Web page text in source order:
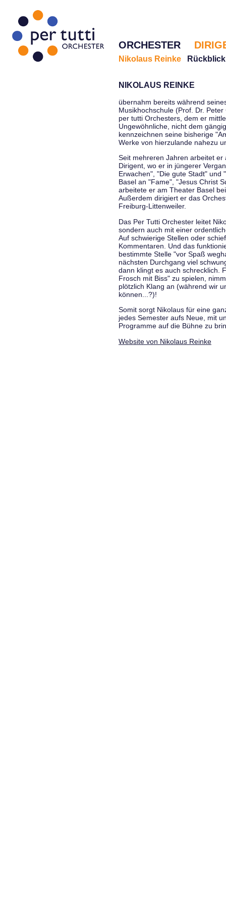
ORCHESTER
Nikolaus Reinke Rückblick
NIKOLAUS REINKE
übernahm bereits während
Musikhochschule (Prof. Dr.
per tutti Orchesters, dem er
Ungewöhnliche, nicht dem
kennzeichnen seine bisherige
Werke von hierzulande nahezu
Seit mehreren Jahren arbeitet
Dirigent, wo er in jüngerer
Erwachen", "Die gute Stadt" und
Basel an "Fame", "Jesus Christ
arbeitete er am Theater Basel
Außerdem dirigiert er das
Freiburg-Littenweiler.
Das Per Tutti Orchester leitet
sondern auch mit einer
Auf schwierige Stellen oder
Kommentaren. Und das
bestimmte Stelle "vor Spaß
nächsten Durchgang viel
dann klingt es auch schrecklich.
Frosch mit Biss" zu spielen,
plötzlich Klang an (während wir
können...?)!
Somit sorgt Nikolaus für eine
jedes Semester aufs Neue, mit
Programme auf die Bühne zu
Website von Nikolaus Reinke